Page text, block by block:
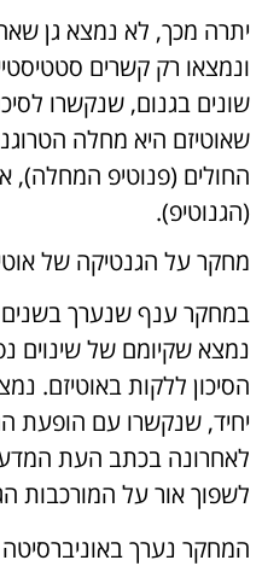
יתרה מכך, לא נמצא גן
ונמצאו רק קשרים
שונים בגנום, שנקשרו
שאוטיזם היא מחלה
החולים (פנוטיפ המחלה),
(הגנוטיפ).
מחקר על הגנטיקה של
במחקר ענף שנערך
נמצא שקיומם של שינוים
הסיכון ללקות באוטיזם.
יחיד, שנקשרו עם הופעת
לשפוך אור על המורכבות
המחקר נערך באוניברסיטה